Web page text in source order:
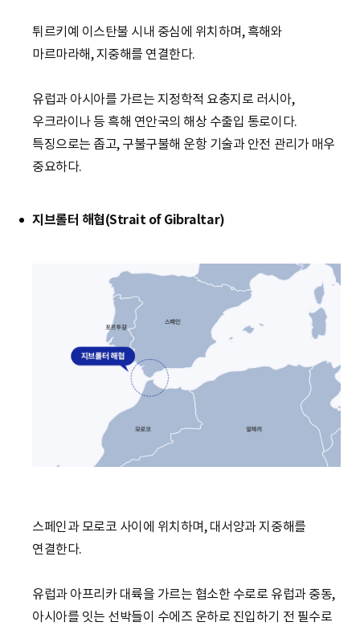
튀르키예 이스탄불 시내 중심에 위치하며, 흑해와
마르마라해, 지중해를 연결한다.
유럽과 아시아를 가르는 지정학적 요충지로 러시아,
우크라이나 등 흑해 연안국의 해상 수출입 통로이다.
특징으로는 좁고, 구불구불해 운항 기술과 안전 관리가 매우
중요하다.
지브롤터 해협(Strait of Gibraltar)
스페인과 모로코 사이에 위치하며, 대서양과 지중해를
연결한다.
유럽과 아프리카 대륙을 가르는 협소한 수로로 유럽과 중동,
아시아를 잇는 선박들이 수에즈 운하로 진입하기 전 필수로